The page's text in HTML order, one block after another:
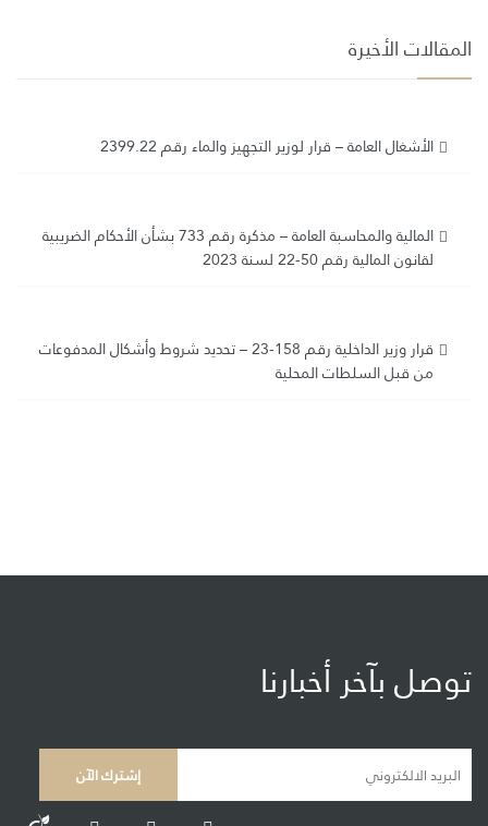
المقالات الأخيرة
الأشغال العامة – قرار لوزير التجهيز والماء رقم 2399.22
المالية والمحاسبة العامة – مذكرة رقم 733 بشأن الأحكام الضريبية
لقانون المالية رقم 50-22 لسنة 2023
قرار وزير الداخلية رقم 158-23 – تحديد شروط وأشكال المدفوعات
من قبل السلطات المحلية
توصل بآخر أخبارنا